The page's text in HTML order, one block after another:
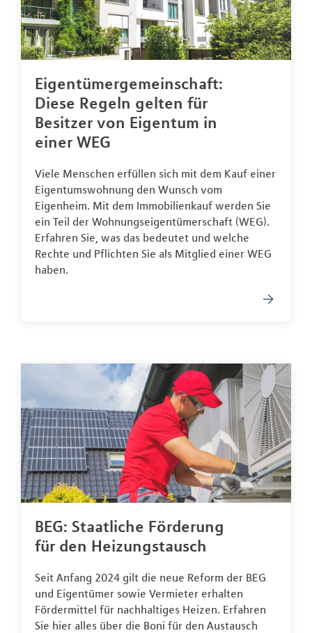
Eigentümergemeinschaft:
Diese Regeln gelten für
Besitzer von Eigentum in
einer WEG
Viele Menschen erfüllen sich mit dem Kauf einer
Eigentumswohnung den Wunsch vom
Eigenheim. Mit dem Immobilienkauf werden Sie
ein Teil der Wohnungseigentümerschaft (WEG).
Erfahren Sie, was das bedeutet und welche
Rechte und Pflichten Sie als Mitglied einer WEG
haben.
BEG: Staatliche Förderung
für den Heizungstausch
Seit Anfang 2024 gilt die neue Reform der BEG
und Eigentümer sowie Vermieter erhalten
Fördermittel für nachhaltiges Heizen. Erfahren
Sie hier alles über die Boni für den Austausch